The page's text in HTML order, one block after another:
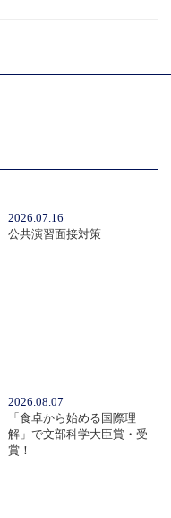
2026.07.16
公共演習面接対策
2026.08.07
「食卓から始める国際理
解」で文部科学大臣賞・受
賞！